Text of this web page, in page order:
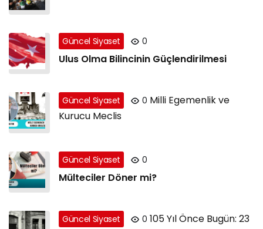
Güncel Siyaset 0
Ulus Olma Bilincinin Güçlendirilmesi
Güncel Siyaset 0 Milli Egemenlik ve
Kurucu Meclis
Güncel Siyaset 0
Mülteciler Döner mi?
Güncel Siyaset 0 105 Yıl Önce Bugün: 23